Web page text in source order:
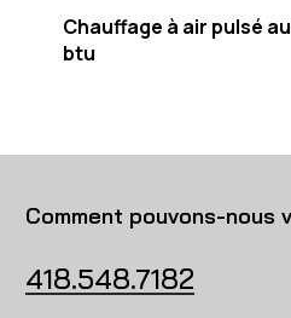
Chauffage à air pulsé
btu
Comment pouvons-nous
418.548.7182